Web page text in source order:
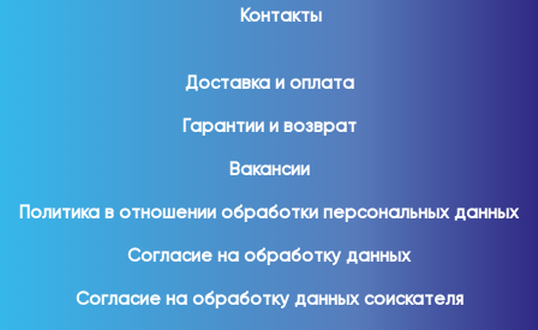
Контакты
Доставка и оплата
Гарантии и возврат
Вакансии
Политика в отношении обработки персональных данных
Согласие на обработку данных
Согласие на обработку данных соискателя